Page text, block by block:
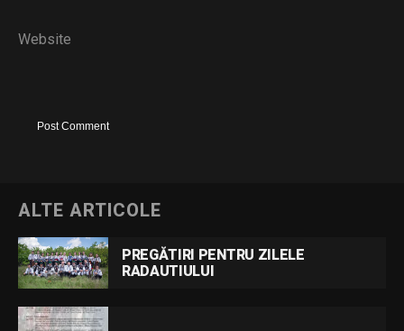
Website
ALTE ARTICOLE
PREGĂTIRI PENTRU ZILELE
RADAUTIULUI